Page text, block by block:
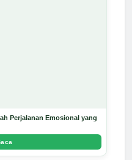
Perjalanan Emosional yang